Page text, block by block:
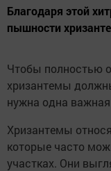
Благодаря этой
пышности
Чтобы полностью
хризантемы
нужна одна
Хризантемы
которые часто
участках. Они